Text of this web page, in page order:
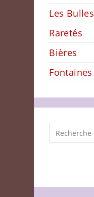
Les Bulles
Raretés
Bières
Fontaines